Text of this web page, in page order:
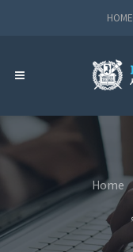
HOME
Home